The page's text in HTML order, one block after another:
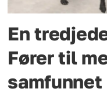
En
Fører til
samfunnet